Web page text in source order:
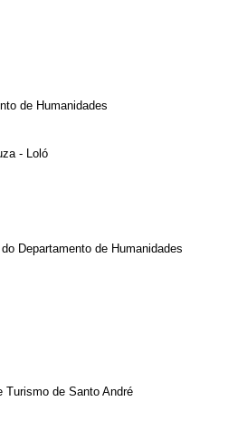
de Humanidades
- Loló
Departamento de Humanidades
Turismo de Santo André